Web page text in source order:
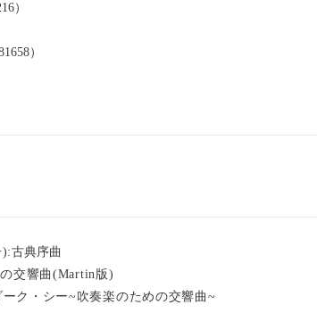
）
）
古典序曲
交響曲(Martin版)
ーク・シー~吹奏楽のための交響曲~